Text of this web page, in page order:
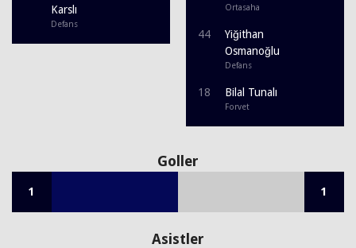
Karslı
Defans
Ortasaha
44
Yiğithan
Osmanoğlu
Defans
18 Bilal Tunalı
Forvet
Goller
1 1
Asistler